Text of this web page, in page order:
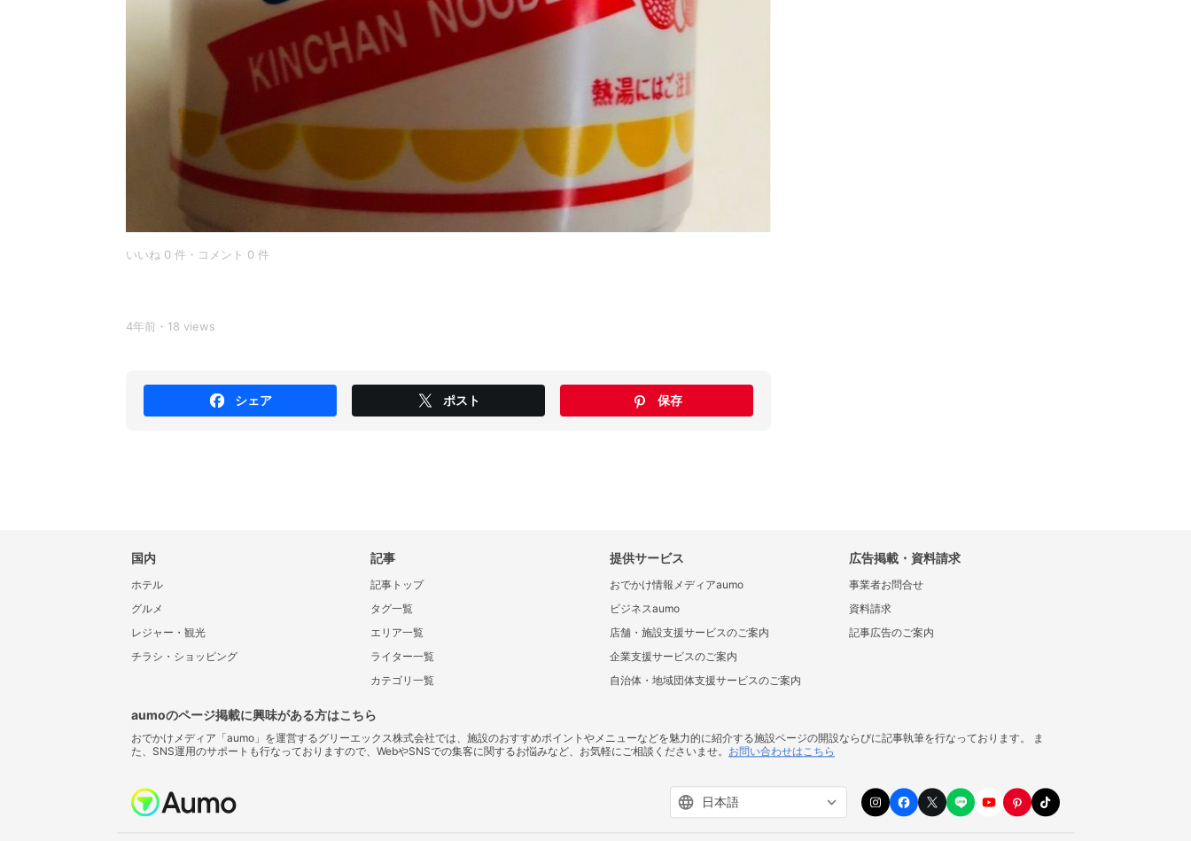
いいね 0 件・コメント 0 件
4年前・18 views
シェア ポスト 保存
国内
ホテル
グルメ
レジャー・観光
チラシ・ショッピング
記事
記事トップ
タグ一覧
エリア一覧
ライター一覧
カテゴリ一覧
提供サービス
おでかけ情報メディアaumo
ビジネスaumo
店舗・施設支援サービスのご案内
企業支援サービスのご案内
自治体・地域団体支援サービスのご案内
広告掲載・資料請求
事業者お問合せ
資料請求
記事広告のご案内
aumoのページ掲載に興味がある方はこちら
おでかけメディア「aumo」を運営するグリーエックス株式会社では、施設のおすすめポイントやメニューなどを魅力的に紹介する施設ページの開設ならびに記事執筆を行なっております。 ま
た、SNS運用のサポートも行なっておりますので、WebやSNSでの集客に関するお悩みなど、お気軽にご相談くださいませ。 お問い合わせはこちら